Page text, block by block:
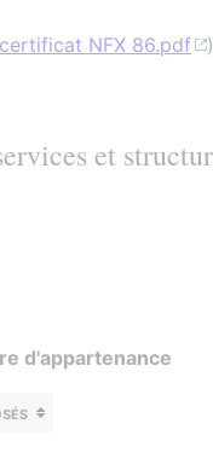
NFX 86.pdf )
et
d'appartenance